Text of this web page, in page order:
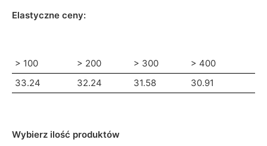
Elastyczne ceny:
> 100 > 200 > 300
> 400
33.24
32.24 31.58 30.91
Wybierz ilość produktów